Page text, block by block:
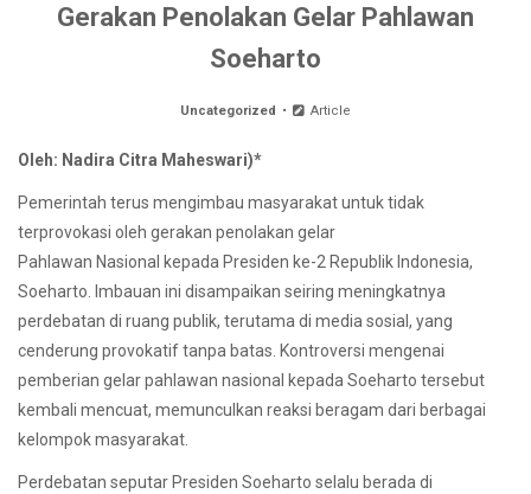
Gerakan Penolakan Gelar Pahlawan
Soeharto
Uncategorized Article
Oleh: Nadira Citra Maheswari)*
Pemerintah terus mengimbau masyarakat untuk tidak
terprovokasi oleh gerakan penolakan gelar
Pahlawan Nasional kepada Presiden ke-2 Republik Indonesia,
Soeharto. Imbauan ini disampaikan seiring meningkatnya
perdebatan di ruang publik, terutama di media sosial, yang
cenderung provokatif tanpa batas. Kontroversi mengenai
pemberian gelar pahlawan nasional kepada Soeharto tersebut
kembali mencuat, memunculkan reaksi beragam dari berbagai
kelompok masyarakat.
Perdebatan seputar Presiden Soeharto selalu berada di